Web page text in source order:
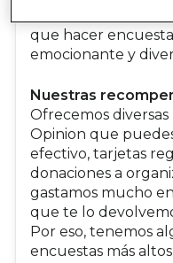
que hacer
emocionante y
Nuestras
Ofrecemos
Opinion que
efectivo, tarjetas
donaciones a
gastamos mucho
que te lo
Por eso, tenemos
encuestas más